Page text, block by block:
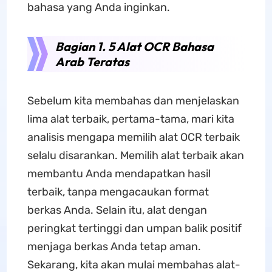
bahasa yang Anda inginkan.
Bagian 1. 5 Alat OCR Bahasa
Arab Teratas
Sebelum kita membahas dan menjelaskan
lima alat terbaik, pertama-tama, mari kita
analisis mengapa memilih alat OCR terbaik
selalu disarankan. Memilih alat terbaik akan
membantu Anda mendapatkan hasil
terbaik, tanpa mengacaukan format
berkas Anda. Selain itu, alat dengan
peringkat tertinggi dan umpan balik positif
menjaga berkas Anda tetap aman.
Sekarang, kita akan mulai membahas alat-